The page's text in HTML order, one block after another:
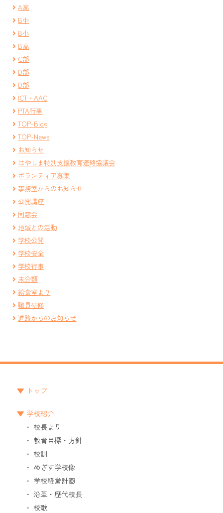
A高
B中
B小
B高
C部
D部
D部
ICT・AAC
PTA行事
TOP-Blog
TOP-News
お知らせ
はやしま特別支援教育連絡協議会
ボランティア募集
事務室からのお知らせ
公開講座
同窓会
地域との活動
学校公開
学校安全
学校行事
未分類
給食室より
職員研修
進路からのお知らせ
トップ
学校紹介
校長より
教育目標・方針
校訓
めざす学校像
学校経営計画
沿革・歴代校長
校歌